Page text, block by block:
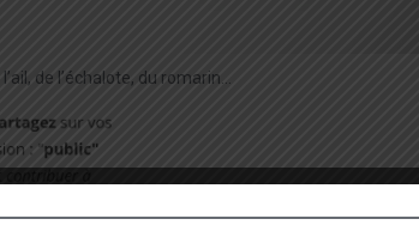
de l’échalote, du romarin…